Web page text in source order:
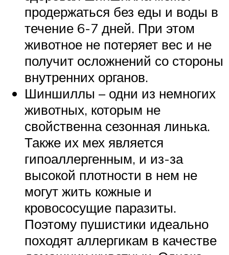
продержаться без еды и воды в
течение 6-7 дней. При этом
животное не потеряет вес и не
получит осложнений со стороны
внутренних органов.
Шиншиллы – одни из немногих
животных, которым не
свойственна сезонная линька.
Также их мех является
гипоаллергенным, и из-за
высокой плотности в нем не
могут жить кожные и
кровососущие паразиты.
Поэтому пушистики идеально
походят аллергикам в качестве